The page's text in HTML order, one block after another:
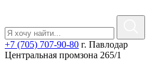
+7 (705) 707-90-80 г. Павлодар
Центральная промзона 265/1